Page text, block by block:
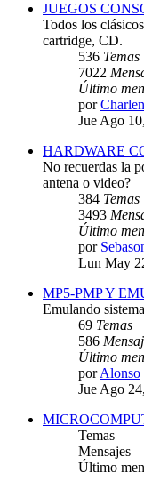
JUEGOS
Todos los
cartridge, CD.
536 Temas
7022
Último
por
Jue Ago
HARDWARE
No recuerdas la
antena o video?
384 Temas
3493
Último
por
Lun May
MP5-PMP Y
Emulando
69 Temas
586
Último
porAlonso
Jue Ago
Temas
Mensajes
Último